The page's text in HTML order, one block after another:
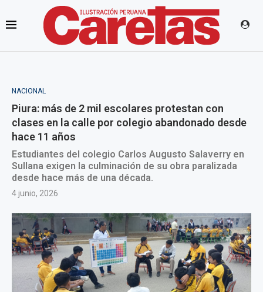
NACIONAL
Piura: más de 2 mil escolares protestan con
clases en la calle por colegio abandonado desde
hace 11 años
Estudiantes del colegio Carlos Augusto Salaverry en
Sullana exigen la culminación de su obra paralizada
desde hace más de una década.
4 junio, 2026